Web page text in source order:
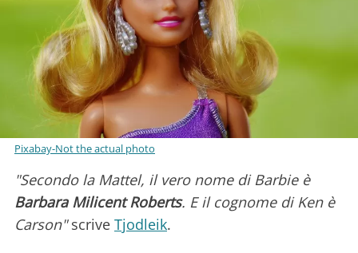
Pixabay-Not the actual photo
"Secondo la Mattel, il vero nome di Barbie è
Barbara Milicent Roberts. E il cognome di Ken è
Carson"scrive Tjodleik.